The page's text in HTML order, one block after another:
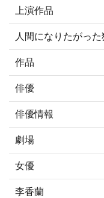
上演作品
人間になりたがった
作品
俳優
俳優情報
劇場
女優
李香蘭